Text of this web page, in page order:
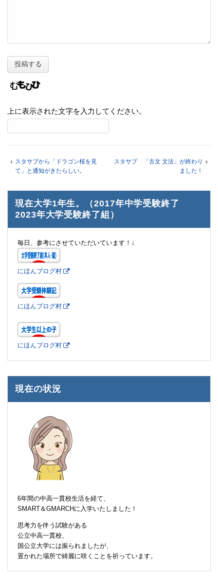
上に表示された文字を入力してください。
スタサプから「ドラゴン桜を見
て」と通知がきたらしい。
スタサプ 「古文 文法」が終わり
ました！
現在大学1年生。（2017年中学受験終了
2023年大学受験終了組）
毎日、参考にさせていただいています！↓
にほんブログ村
にほんブログ村
にほんブログ村
現在の状況
6年間の中高一貫校生活を経て、
SMART＆GMARCHに入学いたしました！
思考力を伴う試験がある
公立中高一貫校、
国公立大学には振られましたが、
置かれた場所で綺麗に咲くことを祈っています。